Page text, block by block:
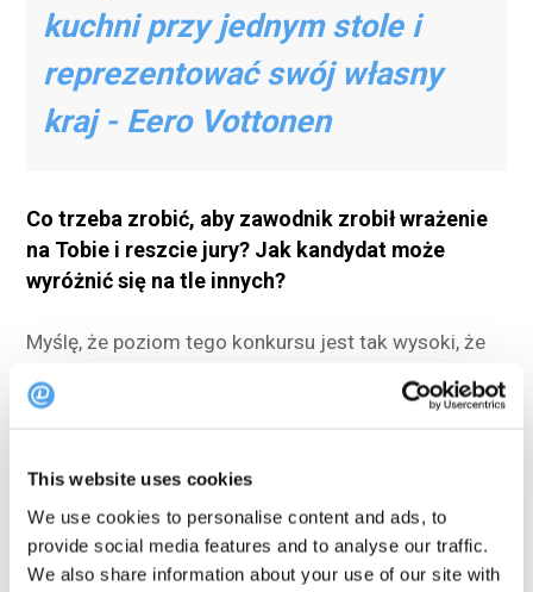
This website uses cookies
We use cookies to personalise content and ads, to
provide social media features and to analyse our traffic.
We also share information about your use of our site with
kuchni przy jednym stole i
reprezentować swój własny
kraj - Eero Vottonen
Co trzeba zrobić, aby zawodnik zrobił wrażenie
na Tobie i reszcie jury? Jak kandydat może
wyróżnić się na tle innych?
Myślę, że poziom tego konkursu jest tak wysoki, że
aby zrobić wrażenie, trzeba naprawdę pokazać
osobiste zaangażowanie i styl. Oczywiście, jeśli
smakowymi to zawsze jest to coś, co się pamięta.
Na dobre i na złe oczywiście. Ale szczerze mówiąc,
jest tak wiele drobnych szczegółów dotyczących